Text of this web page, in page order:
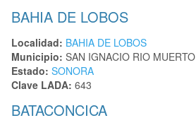
BAHIA DE LOBOS
Localidad: BAHIA DE LOBOS
Municipio: SAN IGNACIO RIO MUERTO
Estado: SONORA
Clave LADA: 643
BATACONCICA